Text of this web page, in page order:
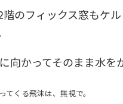
階のフィックス窓もケ
向かってそのまま水を
てくる飛沫は、無視で。